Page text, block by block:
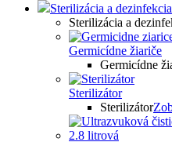
Sterilizácia a dezinfekcia
Sterilizácia a
Germicídne žiariče
Germicídne
Sterilizátor
Sterilizátor